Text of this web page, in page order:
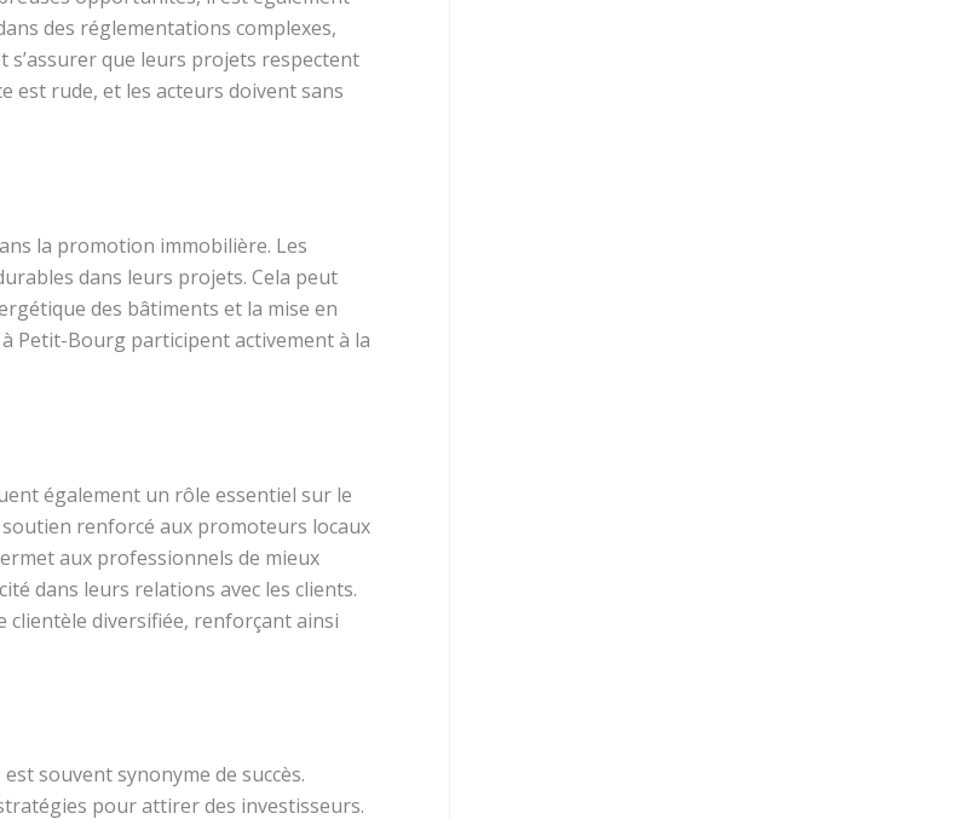
des réglementations complexes,
que leurs projets respectent
est rude, et les acteurs doivent sans
la promotion immobilière. Les
dans leurs projets. Cela peut
des bâtiments et la mise en
Petit-Bourg participent activement à la
également un rôle essentiel sur le
renforcé aux promoteurs locaux
aux professionnels de mieux
dans leurs relations avec les clients.
clientèle diversifiée, renforçant ainsi
souvent synonyme de succès.
pour attirer des investisseurs.